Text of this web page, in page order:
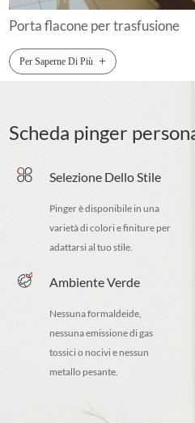
Porta flacone per trasfusione
Per Saperne Di Più +
Scheda pinger
Selezione Dello Stile
Pinger è disponibile in una
varietà di colori e finiture per
adattarsi al tuo stile.
Ambiente Verde
Nessuna formaldeide,
nessuna emissione di gas
tossici o nocivi e nessun
metallo pesante.